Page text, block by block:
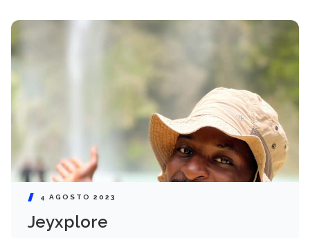
4 AGOSTO 2023
Jeyxplore